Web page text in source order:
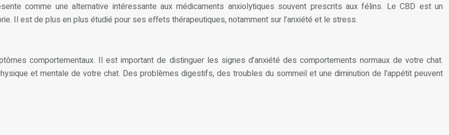
comme une alternative intéressante aux médicaments anxiolytiques souvent prescrits aux félins. Le CBD est un
Il est de plus en plus étudié pour ses effets thérapeutiques, notamment sur l’anxiété et le stress.
comportementaux. Il est important de distinguer les signes d’anxiété des comportements normaux de votre chat.
et mentale de votre chat. Des problèmes digestifs, des troubles du sommeil et une diminution de l’appétit peuvent